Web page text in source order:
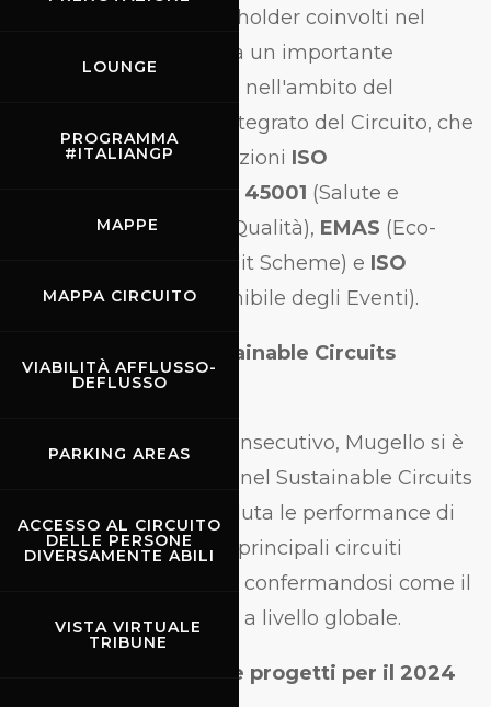
LOUNGE
PROGRAMMA
#ITALIANGP
MAPPE
MAPPA CIRCUITO
VIABILITÀ AFFLUSSO-
DEFLUSSO
PARKING AREAS
ACCESSO AL CIRCUITO
DELLE PERSONE
DIVERSAMENTE ABILI
VISTA VIRTUALE
TRIBUNE
rivolge a tutti gli stakeholder coinvolti nel
progetto e rappresenta un importante
strumento informativo nell'ambito del
Sistema di Gestione Integrato del Circuito, che
comprende le certificazioni ISO
ISO 45001 (Salute e
Sicurezza),ISO 9001 (Qualità), EMAS (Eco-
Management and Audit Scheme) e ISO
20121(Gestione Sostenibile degli Eventi).
Primo posto nel Sustainable Circuits
Index™
Per il secondo anno consecutivo, Mugello si è
nel Sustainable Circuits
Index™ (SCI™), che valuta le performance di
sostenibilità di 96 tra i principali circuiti
motoristici del mondo, confermandosi come il
circuito più sostenibile a livello globale.
Nuove certificazioni e progetti per il 2024